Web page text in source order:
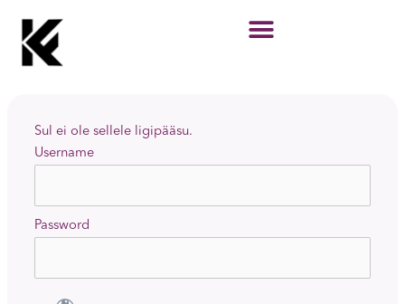
content
Sul ei ole sellele ligipääsu.
Username
Password